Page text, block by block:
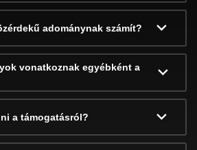
adománynak számít?
vonatkoznak egyébként a
a támogatásról?